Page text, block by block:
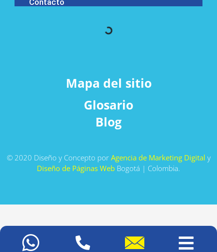
Mapa del sitio
Glosario
Blog
© 2020 Diseño y Concepto por Agencia de Marketing Digital y
Diseño de Páginas Web Bogotá | Colombia.